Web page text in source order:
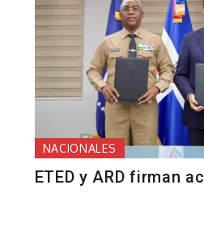
NACIONALES
ETED y ARD firman